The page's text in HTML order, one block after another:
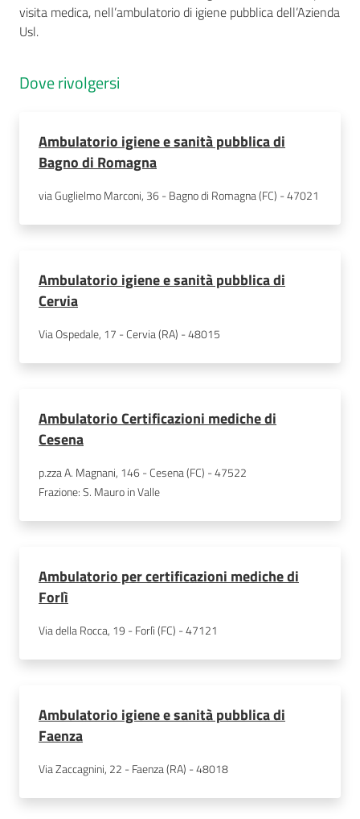
visita medica, nell’ambulatorio di igiene pubblica dell’Azienda
Usl.
Dove rivolgersi
Ambulatorio igiene e sanità pubblica di
Bagno di Romagna
via Guglielmo Marconi, 36 - Bagno di Romagna (FC) - 47021
Ambulatorio igiene e sanità pubblica di
Cervia
Via Ospedale, 17 - Cervia (RA) - 48015
Ambulatorio Certificazioni mediche di
Cesena
p.zza A. Magnani, 146 - Cesena (FC) - 47522
Frazione:S. Mauro in Valle
Ambulatorio per certificazioni mediche di
Forlì
Via della Rocca, 19 - Forlì (FC) - 47121
Ambulatorio igiene e sanità pubblica di
Faenza
Via Zaccagnini, 22 - Faenza (RA) - 48018